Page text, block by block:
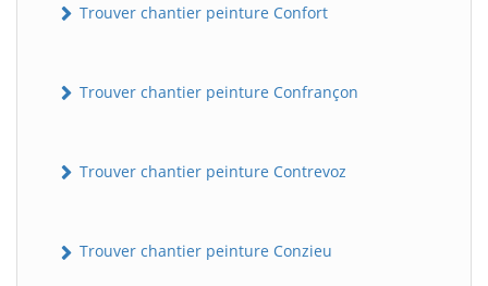
Trouver chantier peinture Confort
Trouver chantier peinture Confrançon
Trouver chantier peinture Contrevoz
Trouver chantier peinture Conzieu